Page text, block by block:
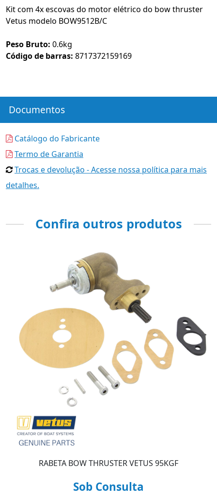
Kit com 4x escovas do motor elétrico do bow thruster
Vetus modelo BOW9512B/C
Peso Bruto: 0.6kg
Código de barras: 8717372159169
Documentos
Catálogo do Fabricante
Termo de Garantia
Trocas e devolução - Acesse nossa política para mais
detalhes.
Confira outros produtos
RABETA BOW THRUSTER VETUS 95KGF
Sob Consulta